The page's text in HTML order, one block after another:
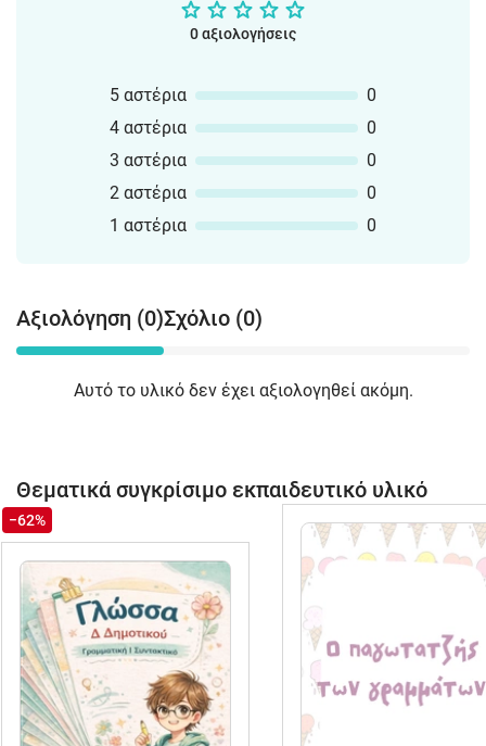
0 αξιολογήσεις
5 αστέρια
0
4 αστέρια
0
3 αστέρια
0
2 αστέρια
0
1 αστέρια
0
Αξιολόγηση (0)Σχόλιο (0)
Αυτό το υλικό δεν έχει αξιολογηθεί ακόμη.
Θεματικά συγκρίσιμο εκπαιδευτικό υλικό
−62%